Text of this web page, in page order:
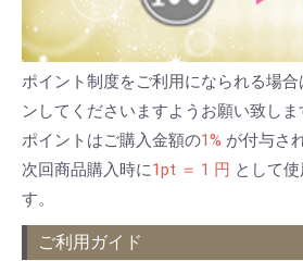
ポイント制度をご利用になられる場
ンしてくださいますようお願い致しま
ポイントはご購入金額の1% が付与さ
次回商品購入時に1pt ＝ 1 円 として
す。
ご利用ガイド